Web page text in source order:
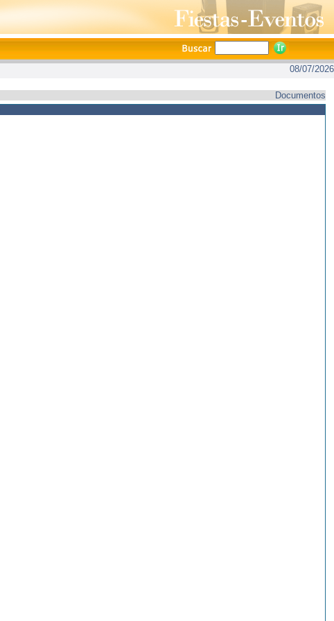
08/07/2026
Documentos